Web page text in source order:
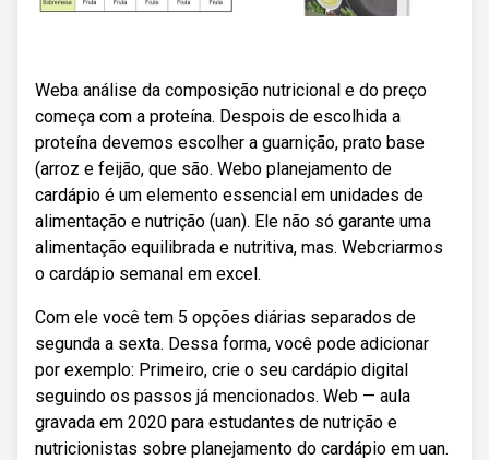
Weba análise da composição nutricional e do preço
começa com a proteína. Despois de escolhida a
proteína devemos escolher a guarnição, prato base
(arroz e feijão, que são. Webo planejamento de
cardápio é um elemento essencial em unidades de
alimentação e nutrição (uan). Ele não só garante uma
alimentação equilibrada e nutritiva, mas. Webcriarmos
o cardápio semanal em excel.
Com ele você tem 5 opções diárias separados de
segunda a sexta. Dessa forma, você pode adicionar
por exemplo: Primeiro, crie o seu cardápio digital
seguindo os passos já mencionados. Web — aula
gravada em 2020 para estudantes de nutrição e
nutricionistas sobre planejamento do cardápio em uan.